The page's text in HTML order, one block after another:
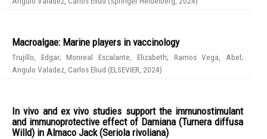
Macroalgae: Marine players in vaccinology
Trujillo, Edgar;Monreal Escalante, Elizabeth; Ramos Vega, Abel;
Angulo Valadez, Carlos Eliud (ELSEVIER 2024)
In vivo and ex vivo studies support the immunostimulant
and immunoprotective effect of Damiana (Turnera diffusa
Willd) in Almaco Jack (Seriola rivoliana)